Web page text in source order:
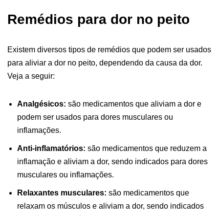
Remédios para dor no peito
Existem diversos tipos de remédios que podem ser usados
para aliviar a dor no peito, dependendo da causa da dor.
Veja a seguir:
Analgésicos: são medicamentos que aliviam a dor e
podem ser usados para dores musculares ou
inflamações.
Anti-inflamatórios: são medicamentos que reduzem a
inflamação e aliviam a dor, sendo indicados para dores
musculares ou inflamações.
Relaxantes musculares: são medicamentos que
relaxam os músculos e aliviam a dor, sendo indicados